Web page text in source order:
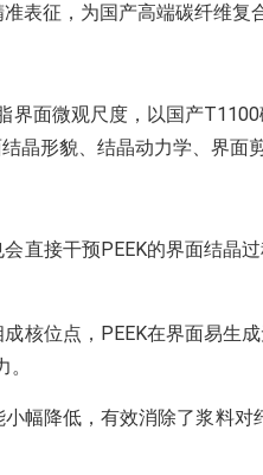
表征，为国产高端碳纤维复
面微观尺度，以国产
形貌、结晶动力学、界面
接干预PEEK的界面结晶
位点，PEEK在界面易生
幅降低，有效消除了浆料